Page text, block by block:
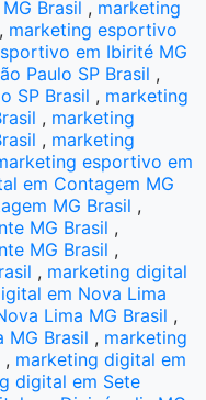
Brasil , marketing
, marketing esportivo
em Ibirité MG
Paulo SP Brasil ,
SP Brasil , marketing
, marketing
, marketing
esportivo em
em Contagem MG
MG Brasil ,
MG Brasil ,
MG Brasil ,
, marketing digital
em Nova Lima
Lima MG Brasil ,
MG Brasil , marketing
, marketing digital em
digital em Sete